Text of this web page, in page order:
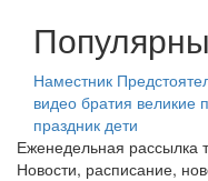
Наместник
видео братия великие
праздник дети
Еженедельная рассылка
Новости, расписание,